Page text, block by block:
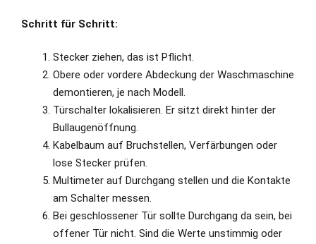
Schritt für Schritt:
Stecker ziehen, das ist Pflicht.
Obere oder vordere Abdeckung der Waschmaschine
demontieren, je nach Modell.
Türschalter lokalisieren. Er sitzt direkt hinter der
Bullaugenöffnung.
Kabelbaum auf Bruchstellen, Verfärbungen oder
lose Stecker prüfen.
Multimeter auf Durchgang stellen und die Kontakte
am Schalter messen.
Bei geschlossener Tür sollte Durchgang da sein, bei
offener Tür nicht. Sind die Werte unstimmig oder